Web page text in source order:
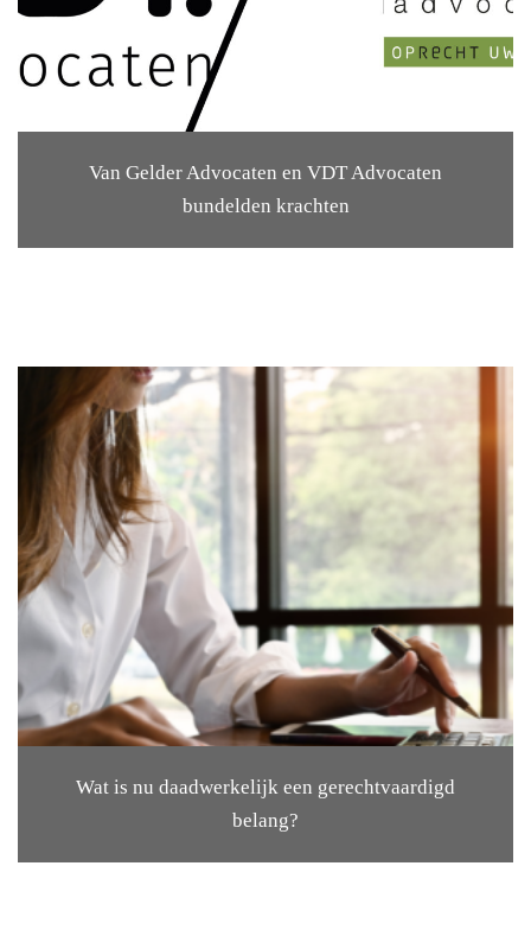
Van Gelder Advocaten en VDT Advocaten
bundelden krachten
Wat is nu daadwerkelijk een gerechtvaardigd
belang?